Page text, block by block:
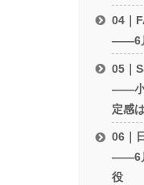
04｜
——6
05｜
——小
定感
06｜
——6
役